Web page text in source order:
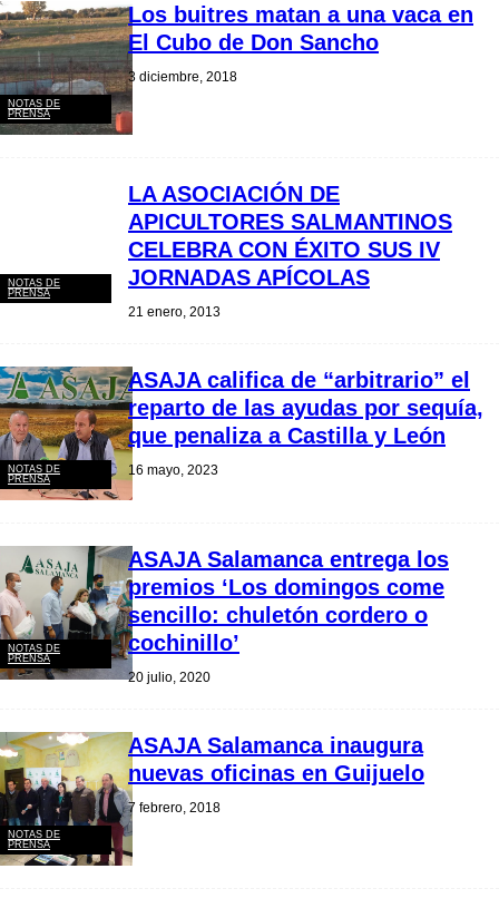
NOTAS DE
PRENSA
Los buitres matan a una vaca en
El Cubo de Don Sancho
3 diciembre, 2018
NOTAS DE
PRENSA
LA ASOCIACIÓN DE
APICULTORES SALMANTINOS
CELEBRA CON ÉXITO SUS IV
JORNADAS APÍCOLAS
21 enero, 2013
NOTAS DE
PRENSA
ASAJA califica de “arbitrario” el
reparto de las ayudas por sequía,
que penaliza a Castilla y León
16 mayo, 2023
NOTAS DE
PRENSA
ASAJA Salamanca entrega los
premios ‘Los domingos come
sencillo: chuletón cordero o
cochinillo’
20 julio, 2020
NOTAS DE
PRENSA
ASAJA Salamanca inaugura
nuevas oficinas en Guijuelo
7 febrero, 2018